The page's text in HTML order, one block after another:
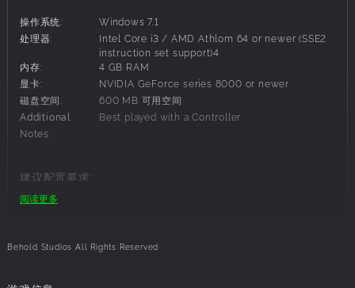
人抓起游戏手柄就可以开玩。同时这也是一款策略型游戏。游戏要
求你做出短期与长期决策，拓展和征服新房间，并且打造新科技以
使得工作任务自动化。
功能
- 购买、打造并采用新科技，同时还要保持整个系统的高效性和可
持续性。
- 在抑制致命的太空威胁的同时，用拖把和清水来清洁房间。
- 在你的同伴们急需帮助的时候，在沙发上打个盹儿。
操作系统:
Windows 7.1
处理器:
Intel Core i3 / AMD Athlom 64 or newer (SSE2
instruction set support)4
内存:
4 GB RAM
显卡:
NVIDIA GeForce series 8000 or newer
磁盘空间:
600 MB 可用空间
Additional
Notes:
Best played with a Controller
建议配置要求:
操作系统:
内存:
8 GB RAM
阅读更多
Behold Studios All Rights Reserved